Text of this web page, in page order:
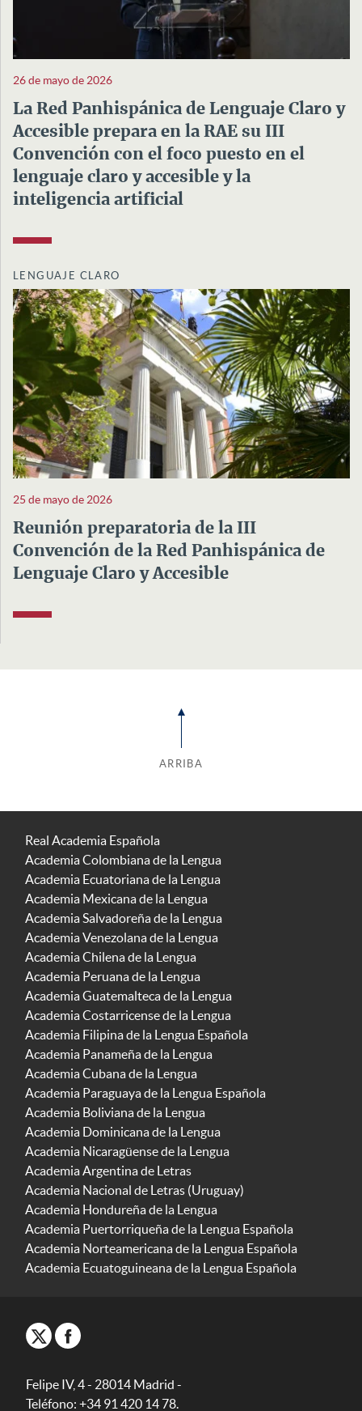
26 de mayo de 2026
La Red Panhispánica de Lenguaje Claro y
Accesible prepara en la RAE su III
Convención con el foco puesto en el
lenguaje claro y accesible y la
inteligencia artificial
LENGUAJE CLARO
25 de mayo de 2026
Reunión preparatoria de la III
Convención de la Red Panhispánica de
Lenguaje Claro y Accesible
ARRIBA
Real Academia Española
Academia Colombiana de la Lengua
Academia Ecuatoriana de la Lengua
Academia Mexicana de la Lengua
Academia Salvadoreña de la Lengua
Academia Venezolana de la Lengua
Academia Chilena de la Lengua
Academia Peruana de la Lengua
Academia Guatemalteca de la Lengua
Academia Costarricense de la Lengua
Academia Filipina de la Lengua Española
Academia Panameña de la Lengua
Academia Cubana de la Lengua
Academia Paraguaya de la Lengua Española
Academia Boliviana de la Lengua
Academia Dominicana de la Lengua
Academia Nicaragüense de la Lengua
Academia Argentina de Letras
Academia Nacional de Letras (Uruguay)
Academia Hondureña de la Lengua
Academia Puertorriqueña de la Lengua Española
Academia Norteamericana de la Lengua Española
Academia Ecuatoguineana de la Lengua Española
Felipe IV, 4 - 28014 Madrid -
Teléfono: +34 91 420 14 78.